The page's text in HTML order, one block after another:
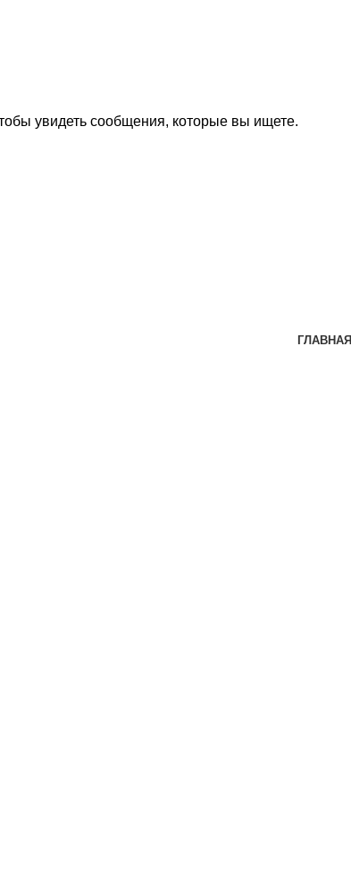
ГЛАВНАЯ
увидеть сообщения, которые вы ищете.